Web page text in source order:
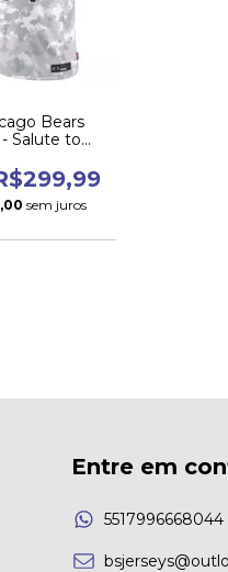
Bears
Salute to
sem juros
Entre em
5517996668044